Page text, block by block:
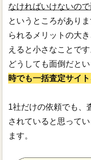
なければいけないので
というところがあり
られるメリットの大
えると小さなことです
どうしても面倒だとい
時でも一括査定サイ
1社だけの依頼でも、
されていると思って
ます。